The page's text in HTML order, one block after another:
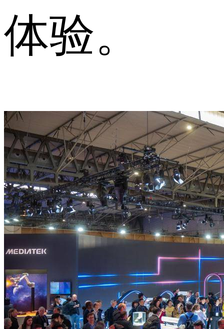
体验。